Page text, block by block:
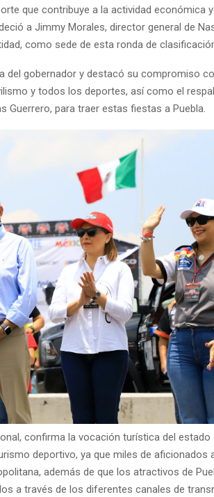
que contribuye a la actividad económica
a Jimmy Morales, director general de
como sede de esta ronda de
del gobernador y destacó su compromiso
y todos los deportes, así como el
Guerrero, para traer estas fiestas a Puebla.
confirma la vocación turística del estado
deportivo, ya que miles de aficionados
además de que los atractivos de
a través de los diferentes canales de